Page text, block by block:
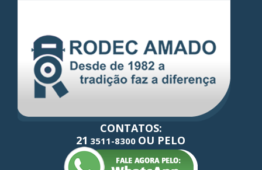
CONTATOS:
21 3511-8300 OU PELO